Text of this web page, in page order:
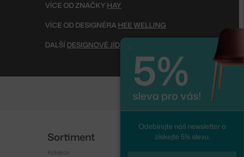
VÍCE OD ZNAČKY HAY
VÍCE OD DESIGNÉRA HEE WELLING
DALŠÍ DESIGNOVÉ JÍDELNÍ ŽIDLE5%
sleva pro vás!
Odebírejte náš newsletter a
získejte 5% slevu.
Sortiment
Kolekce
Sledujte nás